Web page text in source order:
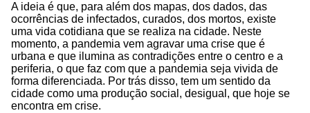
A ideia é que, para além dos mapas, dos dados, das
ocorrências de infectados, curados, dos mortos, existe
uma vida cotidiana que se realiza na cidade. Neste
momento, a pandemia vem agravar uma crise que é
urbana e que ilumina as contradições entre o centro e a
periferia, o que faz com que a pandemia seja vivida de
forma diferenciada. Por trás disso, tem um sentido da
cidade como uma produção social, desigual, que hoje se
encontra em crise.